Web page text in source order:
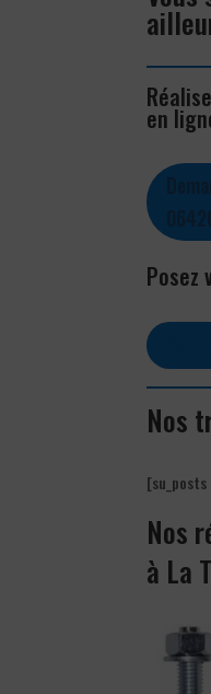
en
Posez
Nos
Nos
à La